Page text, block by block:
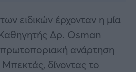
ειδικών έρχονταν η μία
Δρ. Osman
ανάρτηση
δίνοντας το